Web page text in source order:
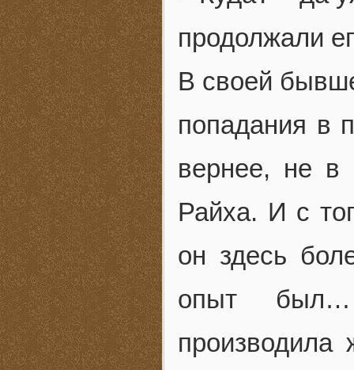
продолжали
В своей
попадания в
вернее, не в
Райха. И с
он здесь
опыт был…
производила